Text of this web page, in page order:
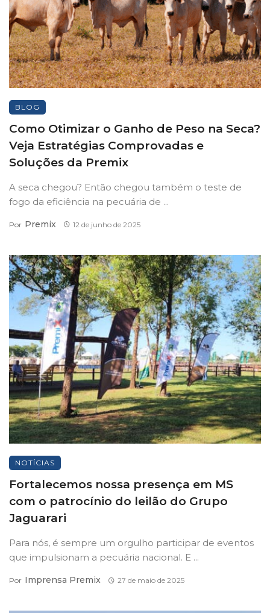
BLOG
Como Otimizar o Ganho de Peso na Seca?
Veja Estratégias Comprovadas e
Soluções da Premix
A seca chegou? Então chegou também o teste de
fogo da eficiência na pecuária de ...
Por Premix 12 de junho de 2025
NOTÍCIAS
Fortalecemos nossa presença em MS
com o patrocínio do leilão do Grupo
Jaguarari
Para nós, é sempre um orgulho participar de eventos
que impulsionam a pecuária nacional. E ...
Por Imprensa Premix 27 de maio de 2025